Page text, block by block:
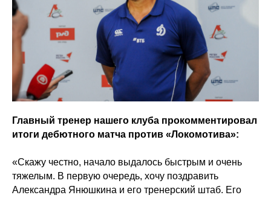
Главный тренер нашего клуба прокомментировал
итоги дебютного матча против «Локомотива»:
«Скажу честно, начало выдалось быстрым и очень
тяжелым. В первую очередь, хочу поздравить
Александра Янюшкина и его тренерский штаб. Его